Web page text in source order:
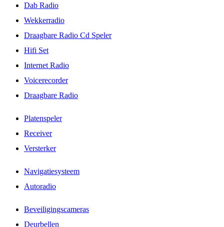
Dab Radio
Wekkerradio
Draagbare Radio Cd Speler
Hifi Set
Internet Radio
Voicerecorder
Draagbare Radio
Platenspeler
Receiver
Versterker
Navigatiesysteem
Autoradio
Beveiligingscameras
Deurbellen